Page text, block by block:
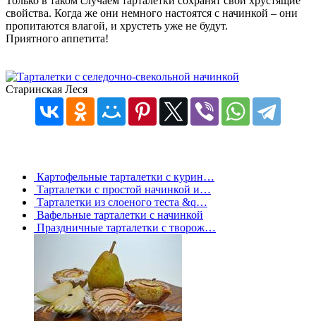
свойства. Когда же они немного настоятся с начинкой – они
пропитаются влагой, и хрустеть уже не будут.
Приятного аппетита!
Старинская Леся
Картофельные тарталетки с курин…
Тарталетки с простой начинкой и…
Тарталетки из слоеного теста &q…
Вафельные тарталетки с начинкой
Праздничные тарталетки с творож…